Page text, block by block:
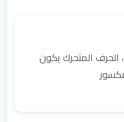
المتحرك يكون